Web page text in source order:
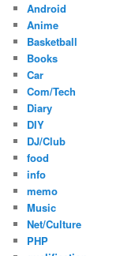
Android
Anime
Basketball
Books
Car
Com/Tech
Diary
DIY
DJ/Club
food
info
memo
Music
Net/Culture
PHP